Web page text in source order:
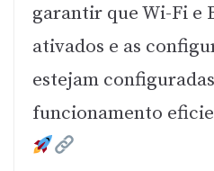
garantir que Wi-Fi e
ativados e as
estejam
funcionamento